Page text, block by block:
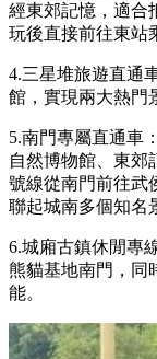
經東郊記憶，適合
玩後直接前往東站
4.三星堆旅遊直通
館，實現兩大熱門
5.南門專屬直通車
自然博物館、東郊
號線從南門前往武
聯起城南多個知名
6.城廂古鎮休閒專
熊貓基地南門，同
能。